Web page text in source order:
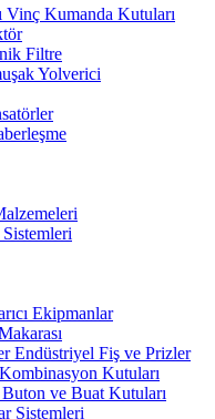
Vinç Kumanda Kutuları
Filtre
Yolverici
Ekipmanlar
Endüstriyel Fiş ve Prizler
Kombinasyon Kutuları
Buton ve Buat Kutuları
Sistemleri